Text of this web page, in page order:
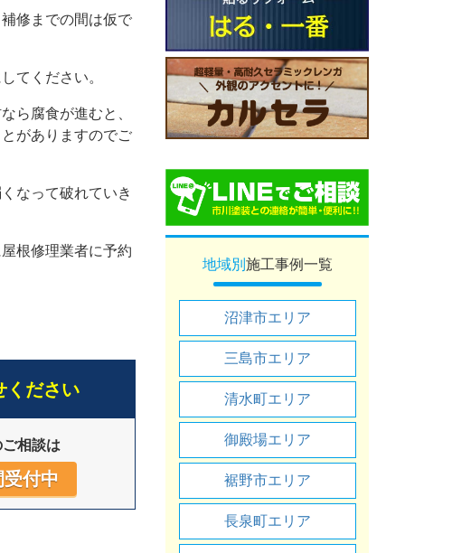
修までの間は仮で
てください。
ら腐食が進むと、
がありますのでご
なって破れていき
根修理業者に予約
ください
相談は
付中
地域別 施工事例一覧
沼津市エリア
三島市エリア
清水町エリア
御殿場エリア
裾野市エリア
長泉町エリア